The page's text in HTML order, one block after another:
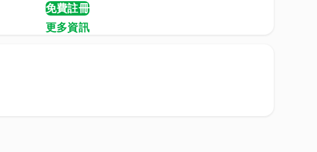
免費註冊
更多資訊